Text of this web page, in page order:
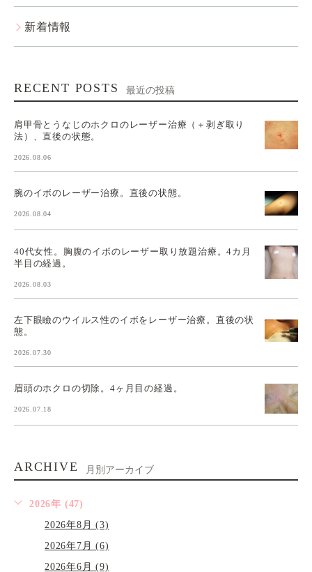
新着情報
RECENT POSTS 最近の投稿
肩甲骨とうなじのホクロのレーザー治療（＋剥ぎ取り
法）、直後の状態。
2026.08.06
腕のイボのレーザー治療。直後の状態。
2026.08.04
40代女性。胸腹のイボのレーザー取り放題治療。4カ月
半目の経過。
2026.08.03
左下眼瞼のウイルス性のイボをレーザー治療。直後の状
態。
2026.07.30
眉頭のホクロの切除。4ヶ月目の経過。
2026.07.18
ARCHIVE 月別アーカイブ
2026年 (47)
2026年8月 (3)
2026年7月 (6)
2026年6月 (9)